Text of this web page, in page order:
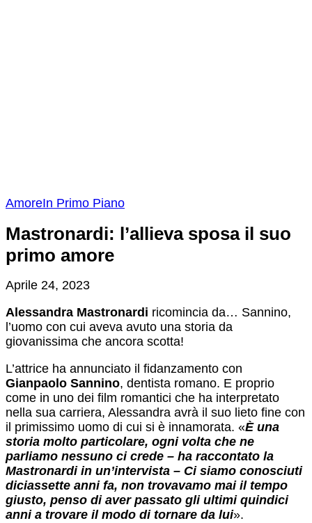
AmoreIn Primo Piano
Mastronardi: l’allieva sposa il suo
primo amore
Aprile 24, 2023
Alessandra Mastronardi ricomincia da… Sannino,
l’uomo con cui aveva avuto una storia da
giovanissima che ancora scotta!
L’attrice ha annunciato il fidanzamento con
Gianpaolo Sannino, dentista romano. E proprio
come in uno dei film romantici che ha interpretato
nella sua carriera, Alessandra avrà il suo lieto fine con
il primissimo uomo di cui si è innamorata. «È una
storia molto particolare, ogni volta che ne
parliamo nessuno ci crede – ha raccontato la
Mastronardi in un’intervista – Ci siamo conosciuti
diciassette anni fa, non trovavamo mai il tempo
giusto, penso di aver passato gli ultimi quindici
anni a trovare il modo di tornare da lui».